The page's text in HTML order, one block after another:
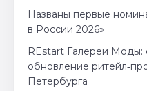
Названы первые
в России 2026»
REstart Галереи Моды:
обновление
Петербурга